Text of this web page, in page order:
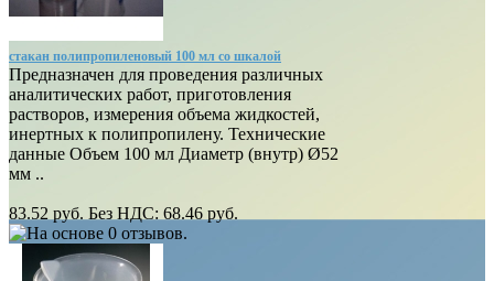
стакан полипропиленовый 100 мл со шкалой
Предназначен для проведения различных
аналитических работ, приготовления
растворов, измерения объема жидкостей,
инертных к полипропилену. Технические
данные Объем 100 мл Диаметр (внутр) Ø52
мм ..
83.52 руб. Без НДС: 68.46 руб.